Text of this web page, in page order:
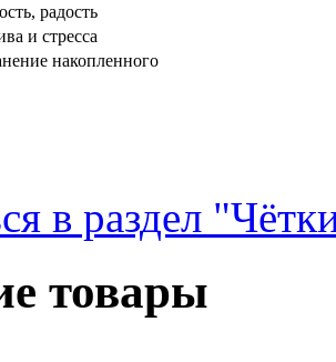
радость
и стресса
накопленного
в раздел
товары